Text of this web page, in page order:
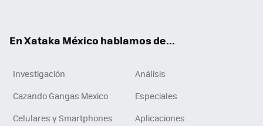
En Xataka México hablamos de...
Investigación
Análisis
Cazando Gangas Mexico
Especiales
Celulares y Smartphones
Aplicaciones